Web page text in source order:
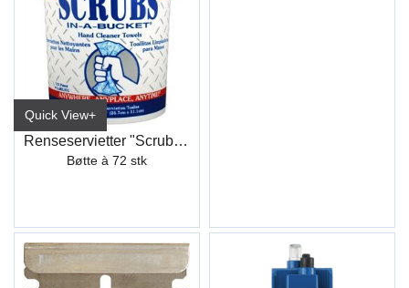
Quick View+
Renseservietter "Scrubs In-A-Bucket"(72)
Bøtte à 72 stk